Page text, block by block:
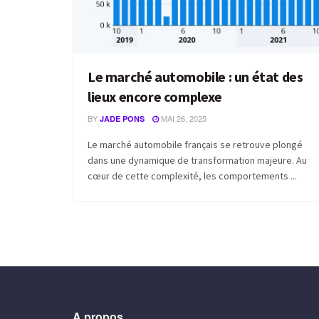
Le marché automobile : un état des
lieux encore complexe
BY JADE PONS MAI 26, 2025
Le marché automobile français se retrouve plongé
dans une dynamique de transformation majeure. Au
cœur de cette complexité, les comportements ...